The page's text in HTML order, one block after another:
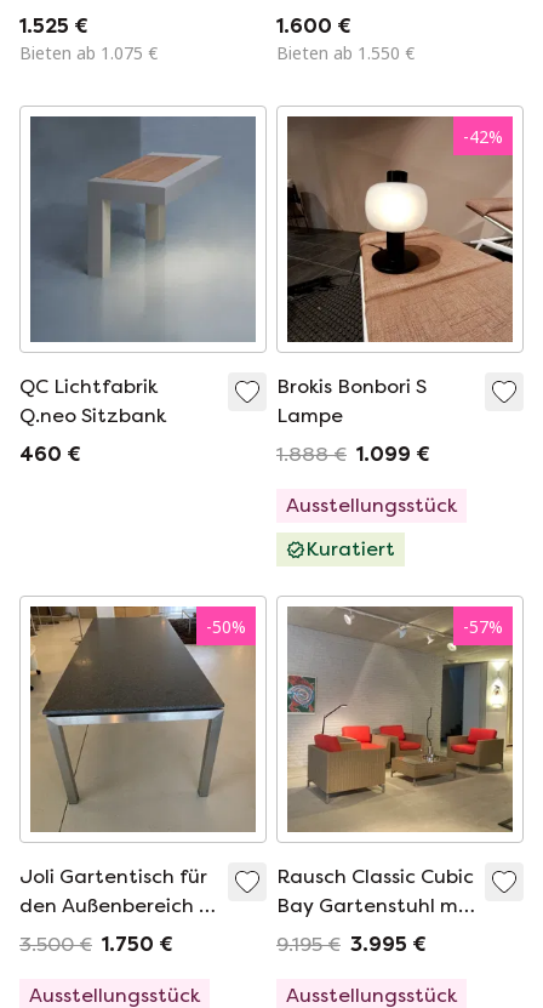
Set
1.525 €
Bieten ab 1.075 €
Duysen
1.600 €
Bieten ab 1.550 €
QC Lichtfabrik
Q.neo Sitzbank
460 €
-42%
Brokis Bonbori S
Lampe
1.888 € 1.099 €
Ausstellungsstück
Kuratiert
-50%
Joli Gartentisch für
den Außenbereich -
250x100
3.500 € 1.750 €
Ausstellungsstück
-57%
Rausch Classic Cubic
Bay Gartenstuhl mit
Tisch (4er-Set)
9.195 € 3.995 €
Ausstellungsstück